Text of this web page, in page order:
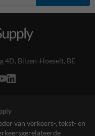
4D, Bilzen-Hoeselt, BE
van verkeers-, tekst- en